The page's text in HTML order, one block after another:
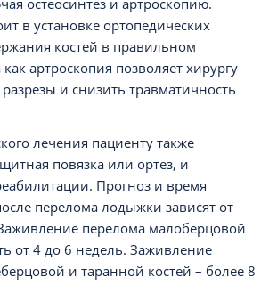
остеосинтез и артроскопию.
в установке ортопедических
костей в правильном
артроскопия позволяет хирургу
и снизить травматичность
лечения пациенту также
повязка или ортез, и
Прогноз и время
перелома лодыжки зависят от
перелома малоберцовой
от 4 до 6 недель. Заживление
и таранной костей – более 8